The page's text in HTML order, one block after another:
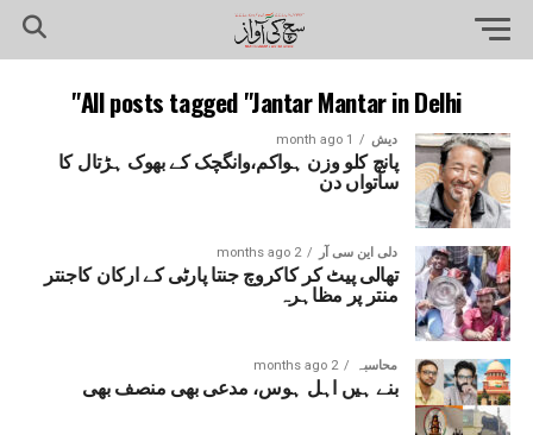
All posts tagged "Jantar Mantar in Delhi"
دیش 1 month ago
پانچ کلو وزن ہواکم،وانگچک کے بھوک ہڑتال کا
ساتواں دن
دلی این سی آر 2 months ago
تھالی پیٹ کر کاکروچ جنتا پارٹی کے ارکان کاجنتر
منتر پر مظاہرہ
محاسبہ 2 months ago
بنے ہیں اہل ہوس، مدعی بھی منصف بھی